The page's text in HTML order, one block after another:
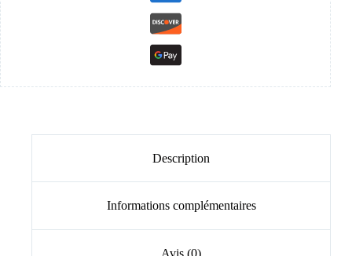
Description
Informations complémentaires
Avis (0)